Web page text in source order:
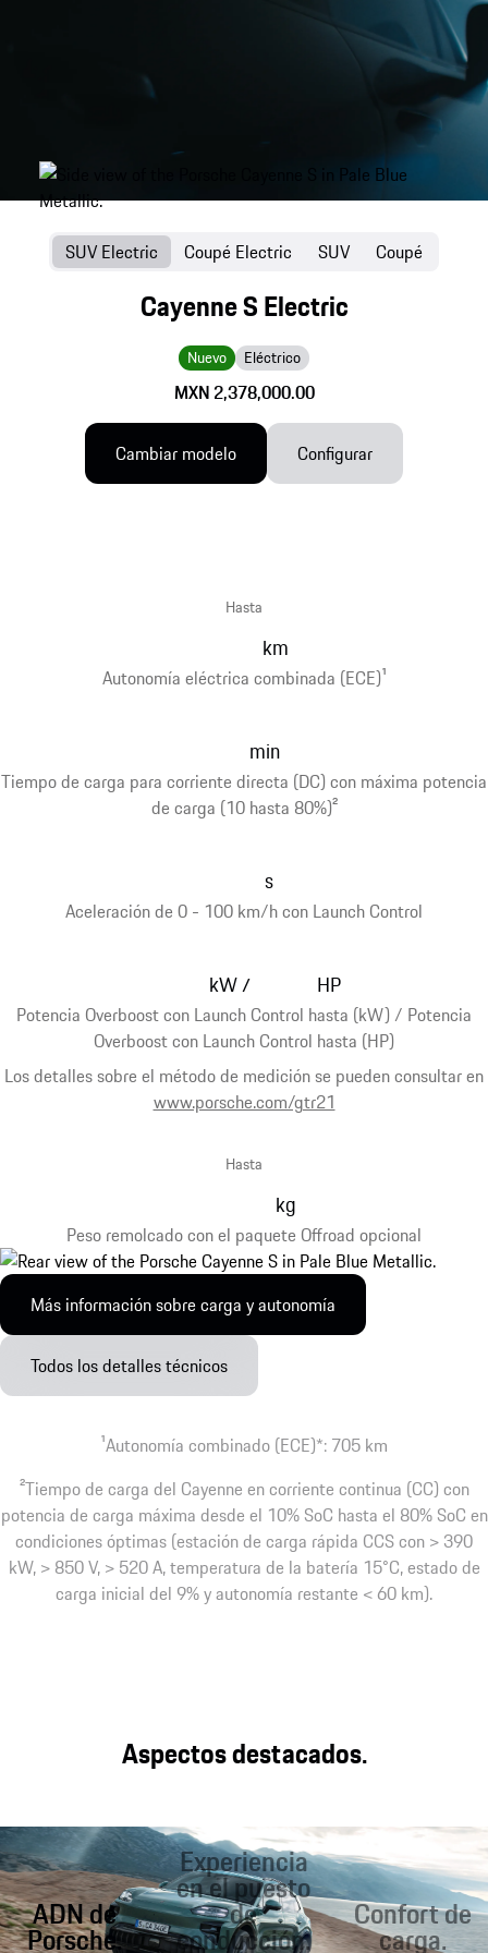
Cayenne S Electric
Nuevo Eléctrico
MXN 2,378,000.00
SUV Electric Coupé Electric SUV Coupé
Cambiar modelo Configurar
Autonomía eléctrica combinada (ECE)1
Hasta
km
Tiempo de carga para corriente directa (DC) con máxima potencia
de carga (10 hasta 80%)2
min
Aceleración de 0 - 100 km/h con Launch Control
s
Potencia Overboost con Launch Control hasta (kW) / Potencia
Overboost con Launch Control hasta (HP)
Los detalles sobre el método de medición se pueden consultar en
www.porsche.com/gtr21
kW/ HP
Peso remolcado con el paquete Offroad opcional
Hasta
kg
Más información sobre carga y autonomía
Todos los detalles técnicos
1Autonomía combinado (ECE)*: 705 km
2Tiempo de carga del Cayenne en corriente continua (CC) con
potencia de carga máxima desde el 10% SoC hasta el 80% SoC en
condiciones óptimas (estación de carga rápida CCS con > 390
kW, > 850 V, > 520 A, temperatura de la batería 15°C, estado de
carga inicial del 9% y autonomía restante < 60 km).
Aspectos destacados.
ADN de
Porsche.
Experiencia
en el puesto
de
conducción.
Confort de
carga.